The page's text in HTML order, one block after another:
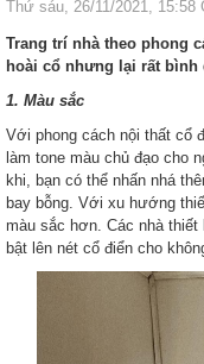
Thứ sáu, 26/11/2021, 15:58
Trang trí nhà theo phong
hoài cổ nhưng lại rất bình
1. Màu sắc
Với phong cách nội thất cổ
làm tone màu chủ đạo cho
khi, bạn có thể nhấn nhá
bay bỗng. Với xu hướng
màu sắc hơn. Các nhà
bật lên nét cổ điển cho